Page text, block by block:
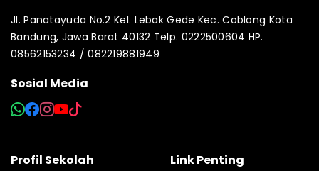
Jl. Panatayuda No.2 Kel. Lebak Gede Kec. Coblong Kota
Bandung, Jawa Barat 40132 Telp. 0222500604 HP.
08562153234 / 082219881949
Sosial Media
Profil Sekolah Link Penting